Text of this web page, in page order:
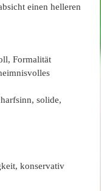
einen helleren
Formalität
solide,
konservativ